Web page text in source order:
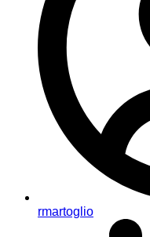
rmartoglio